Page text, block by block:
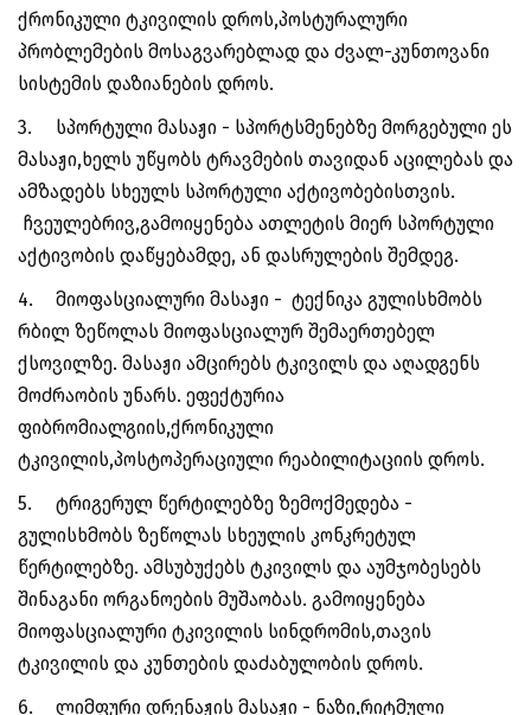
ქრონიკული ტკივილის დროს,პოსტურალური
პრობლემების მოსაგვარებლად და ძვალ-კუნთოვანი
სისტემის დაზიანების დროს.
3.
სპორტული მასაჟი - სპორტსმენებზე მორგებული ეს
მასაჟი,ხელს უწყობს ტრავმების თავიდან აცილებას და
ამზადებს სხეულს სპორტული აქტივობებისთვის.
ჩვეულებრივ,გამოიყენება ათლეტის მიერ სპორტული
აქტივობის დაწყებამდე, ან დასრულების შემდეგ.
4.
მიოფასციალური მასაჟი - ტექნიკა გულისხმობს
რბილ ზეწოლას მიოფასციალურ შემაერთებელ
ქსოვილზე. მასაჟი ამცირებს ტკივილს და აღადგენს
მოძრაობის უნარს. ეფექტურია
ფიბრომიალგიის,ქრონიკული
ტკივილის,პოსტოპერაციული რეაბილიტაციის დროს.
5.
ტრიგერულ წერტილებზე ზემოქმედება -
გულისხმობს ზეწოლას სხეულის კონკრეტულ
წერტილებზე. ამსუბუქებს ტკივილს და აუმჯობესებს
შინაგანი ორგანოების მუშაობას. გამოიყენება
მიოფასციალური ტკივილის სინდრომის,თავის
ტკივილის და კუნთების დაძაბულობის დროს.
6.
ლიმფური დრენაჟის მასაჟი - ნაზი,რიტმული